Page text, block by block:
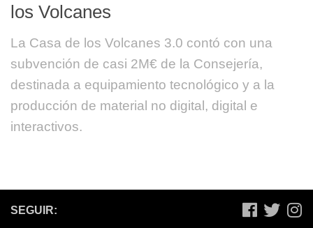
los Volcanes
La Casa de los Volcanes 3.0 contó con una
subvención de casi 2M€ de la Consejería,
destinada a equipamiento tecnológico y a la
producción de material no digital, digital e
interactivos.
SEGUIR: